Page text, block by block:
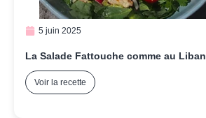
5 juin 2025
La Salade Fattouche comme au Liban
Voir la recette